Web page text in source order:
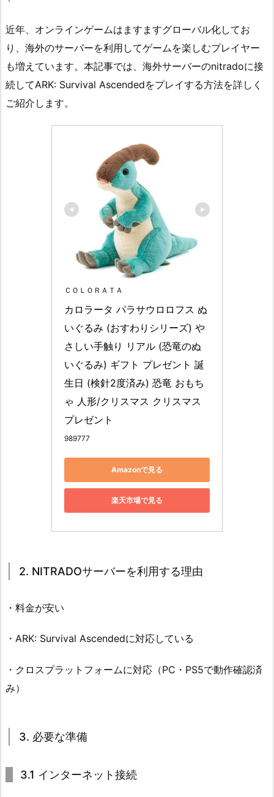
近年、オンラインゲームはますますグローバル化してお
り、海外のサーバーを利用してゲームを楽しむプレイヤー
も増えています。本記事では、海外サーバーのnitradoに接
続してARK: Survival Ascendedをプレイする方法を詳しく
ご紹介します。
ＣＯＬＯＲＡＴＡ
カロラータ パラサウロロフス ぬ
いぐるみ (おすわりシリーズ) や
さしい手触り リアル (恐竜のぬ
いぐるみ) ギフト プレゼント 誕
生日 (検針2度済み) 恐竜 おもち
ゃ 人形/クリスマス クリスマス
プレゼント
989777
Amazonで見る
楽天市場で見る
2. NITRADOサーバーを利用する理由
・料金が安い
・ARK: Survival Ascendedに対応している
・クロスプラットフォームに対応（PC・PS5で動作確認済
み）
3. 必要な準備
3.1 インターネット接続